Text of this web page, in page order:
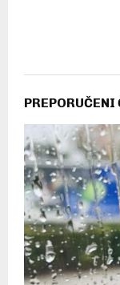
PREPORUČENI